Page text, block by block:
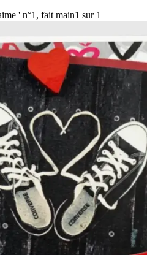
' n°1, fait main1 sur 1